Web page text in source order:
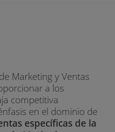
Marketing y Ventas
a los
competitiva
en el dominio de
específicas de la